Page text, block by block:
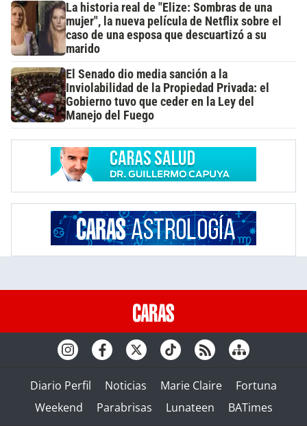
La historia real de "Elize: Sombras de una
mujer", la nueva película de Netflix sobre el
caso de una esposa que descuartizó a su
marido
El Senado dio media sanción a la
Inviolabilidad de la Propiedad Privada: el
Gobierno tuvo que ceder en la Ley del
Manejo del Fuego
Diario Perfil Noticias Marie Claire
Fortuna
Weekend
Parabrisas Lunateen BATimes